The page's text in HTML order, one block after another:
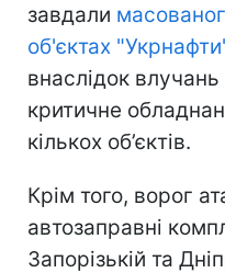
завдали
об'єктах
внаслідок
критичне
кількох об’єктів.
Крім того, ворог
автозаправні
Запорізькій та